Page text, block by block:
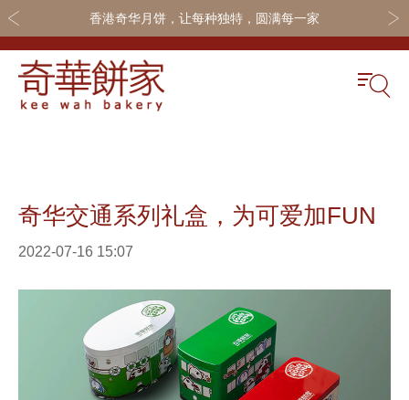
香港奇华月饼，让每种独特，圆满每一家
最新推广
网店商城
嫁喜须知
奇华礼盒
节日礼品
迪士尼系列
所有产品
联系我们
奇华交通系列礼盒，为可爱加FUN
2022-07-16 15:07